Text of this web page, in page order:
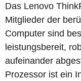
Das Lenovo
Mitglieder der
Computer sind
leistungsbereit,
aufeinander
Prozessor ist ein